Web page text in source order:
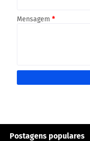
Mensagem *
Postagens populares